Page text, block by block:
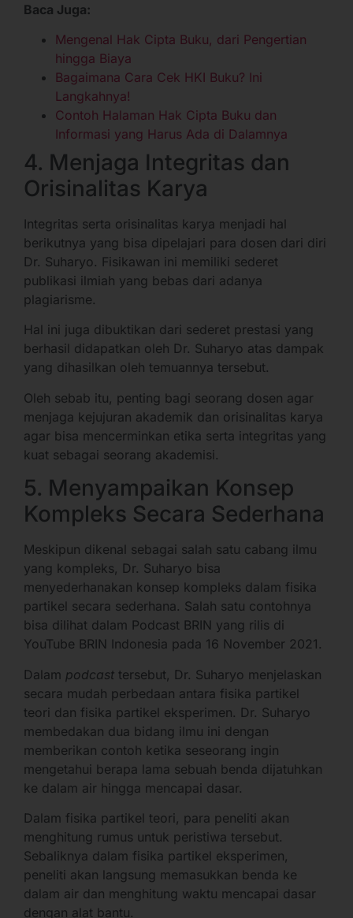
Baca Juga:
Mengenal Hak Cipta Buku, dari Pengertian
hingga Biaya
Bagaimana Cara Cek HKI Buku? Ini
Langkahnya!
Contoh Halaman Hak Cipta Buku dan
Informasi yang Harus Ada di Dalamnya
4. Menjaga Integritas dan
Orisinalitas Karya
Integritas serta orisinalitas karya menjadi hal
berikutnya yang bisa dipelajari para dosen dari diri
Dr. Suharyo. Fisikawan ini memiliki sederet
publikasi ilmiah yang bebas dari adanya
plagiarisme.
Hal ini juga dibuktikan dari sederet prestasi yang
berhasil didapatkan oleh Dr. Suharyo atas dampak
yang dihasilkan oleh temuannya tersebut.
Oleh sebab itu, penting bagi seorang dosen agar
menjaga kejujuran akademik dan orisinalitas karya
agar bisa mencerminkan etika serta integritas yang
kuat sebagai seorang akademisi.
5. Menyampaikan Konsep
Kompleks Secara Sederhana
Meskipun dikenal sebagai salah satu cabang ilmu
yang kompleks, Dr. Suharyo bisa
menyederhanakan konsep kompleks dalam fisika
partikel secara sederhana. Salah satu contohnya
bisa dilihat dalam Podcast BRIN yang rilis di
YouTube BRIN Indonesia pada 16 November 2021.
Dalam podcast tersebut, Dr. Suharyo menjelaskan
secara mudah perbedaan antara fisika partikel
teori dan fisika partikel eksperimen. Dr. Suharyo
membedakan dua bidang ilmu ini dengan
memberikan contoh ketika seseorang ingin
mengetahui berapa lama sebuah benda dijatuhkan
ke dalam air hingga mencapai dasar.
Dalam fisika partikel teori, para peneliti akan
menghitung rumus untuk peristiwa tersebut.
Sebaliknya dalam fisika partikel eksperimen,
peneliti akan langsung memasukkan benda ke
dalam air dan menghitung waktu mencapai dasar
dengan alat bantu.